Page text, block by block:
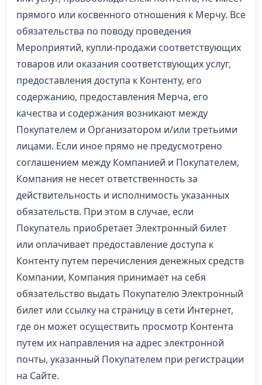
прямого или косвенного отношения к Мерчу. Все
обязательства по поводу проведения
Мероприятий, купли-продажи соответствующих
товаров или оказания соответствующих услуг,
предоставления доступа к Контенту, его
содержанию, предоставления Мерча, его
качества и содержания возникают между
Покупателем и Организатором и/или третьими
лицами. Если иное прямо не предусмотрено
соглашением между Компанией и Покупателем,
Компания не несет ответственность за
действительность и исполнимость указанных
обязательств. При этом в случае, если
Покупатель приобретает Электронный билет
или оплачивает предоставление доступа к
Контенту путем перечисления денежных средств
Компании, Компания принимает на себя
обязательство выдать Покупателю Электронный
билет или ссылку на страницу в сети Интернет,
где он может осуществить просмотр Контента
путем их направления на адрес электронной
почты, указанный Покупателем при регистрации
на Сайте.